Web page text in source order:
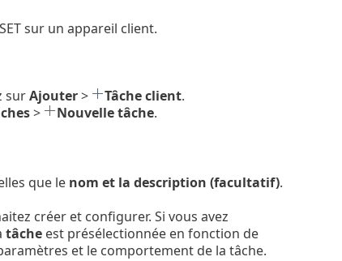
sur un appareil client.
surAjouter> Tâche client.
> Nouvelle tâche.
que le nom et la description (facultatif).
créer et configurer. Si vous avez
tâcheest présélectionnée en fonction de
et le comportement de la tâche.